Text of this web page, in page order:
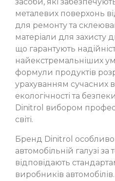
металевих поверхонь
для ремонту та
матеріали для захисту
що гарантують
найекстремальніших
формули продуктів
урахуванням сучасних
екологічності та
Dinitrol вибором
світі.
Бренд Dinitrol особливо
автомобільній галузі
відповідають
виробників